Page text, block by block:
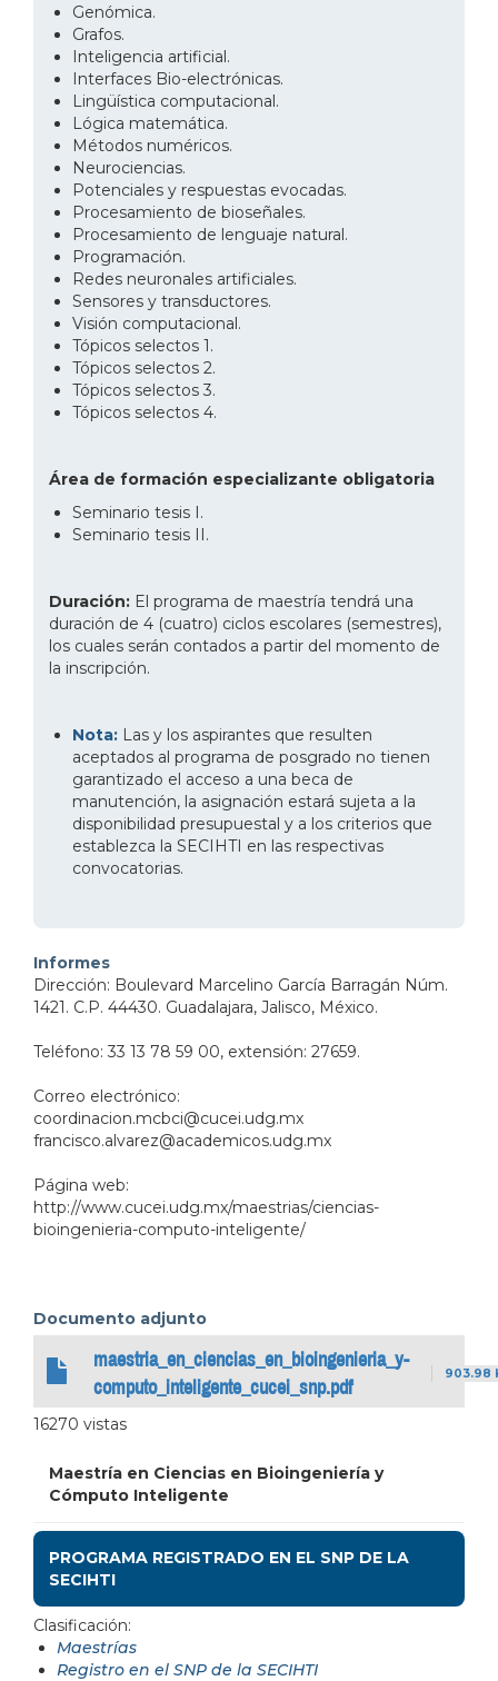
Genómica.
Grafos.
Inteligencia artificial.
Interfaces Bio-electrónicas.
Lingüística computacional.
Lógica matemática.
Métodos numéricos.
Neurociencias.
Potenciales y respuestas evocadas.
Procesamiento de bioseñales.
Procesamiento de lenguaje natural.
Programación.
Redes neuronales artificiales.
Sensores y transductores.
Visión computacional.
Tópicos selectos 1.
Tópicos selectos 2.
Tópicos selectos 3.
Tópicos selectos 4.
Área de formación especializante obligatoria
Seminario tesis I.
Seminario tesis II.
Duración: El programa de maestría tendrá una
duración de 4 (cuatro) ciclos escolares (semestres),
los cuales serán contados a partir del momento de
la inscripción.
Nota: Las y los aspirantes que resulten
aceptados al programa de posgrado no tienen
garantizado el acceso a una beca de
manutención, la asignación estará sujeta a la
disponibilidad presupuestal y a los criterios que
establezca la SECIHTI en las respectivas
convocatorias.
Informes
Dirección: Boulevard Marcelino García Barragán Núm.
1421. C.P. 44430. Guadalajara, Jalisco, México.
Teléfono: 33 13 78 59 00, extensión: 27659.
Correo electrónico:
coordinacion.mcbci@cucei.udg.mx
francisco.alvarez@academicos.udg.mx
Página web:
http://www.cucei.udg.mx/maestrias/ciencias-
bioingenieria-computo-inteligente/
Documento adjunto
maestria_en_ciencias_en_bioingenieria_y-
computo_inteligente_cucei_snp.pdf
903.98
16270 vistas
Maestría en Ciencias en Bioingeniería y
Cómputo Inteligente
PROGRAMA REGISTRADO EN EL SNP DE LA
SECIHTI
Clasificación:
Maestrías
Registro en el SNP de la SECIHTI